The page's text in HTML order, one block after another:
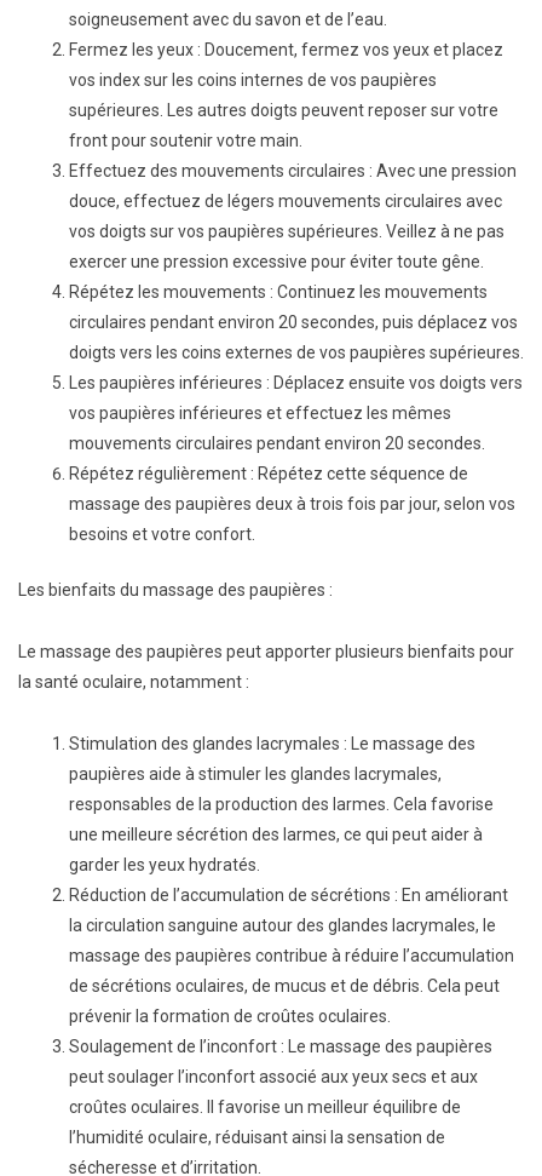
soigneusement avec du savon et de l’eau.
Fermez les yeux : Doucement, fermez vos yeux et placez
vos index sur les coins internes de vos paupières
supérieures. Les autres doigts peuvent reposer sur votre
front pour soutenir votre main.
Effectuez des mouvements circulaires : Avec une pression
douce, effectuez de légers mouvements circulaires avec
vos doigts sur vos paupières supérieures. Veillez à ne pas
exercer une pression excessive pour éviter toute gêne.
Répétez les mouvements : Continuez les mouvements
circulaires pendant environ 20 secondes, puis déplacez vos
doigts vers les coins externes de vos paupières supérieures.
Les paupières inférieures : Déplacez ensuite vos doigts vers
vos paupières inférieures et effectuez les mêmes
mouvements circulaires pendant environ 20 secondes.
Répétez régulièrement : Répétez cette séquence de
massage des paupières deux à trois fois par jour, selon vos
besoins et votre confort.
Les bienfaits du massage des paupières :
Le massage des paupières peut apporter plusieurs bienfaits pour
la santé oculaire, notamment :
Stimulation des glandes lacrymales : Le massage des
paupières aide à stimuler les glandes lacrymales,
responsables de la production des larmes. Cela favorise
une meilleure sécrétion des larmes, ce qui peut aider à
garder les yeux hydratés.
Réduction de l’accumulation de sécrétions : En améliorant
la circulation sanguine autour des glandes lacrymales, le
massage des paupières contribue à réduire l’accumulation
de sécrétions oculaires, de mucus et de débris. Cela peut
prévenir la formation de croûtes oculaires.
Soulagement de l’inconfort : Le massage des paupières
peut soulager l’inconfort associé aux yeux secs et aux
croûtes oculaires. Il favorise un meilleur équilibre de
l’humidité oculaire, réduisant ainsi la sensation de
sécheresse et d’irritation.